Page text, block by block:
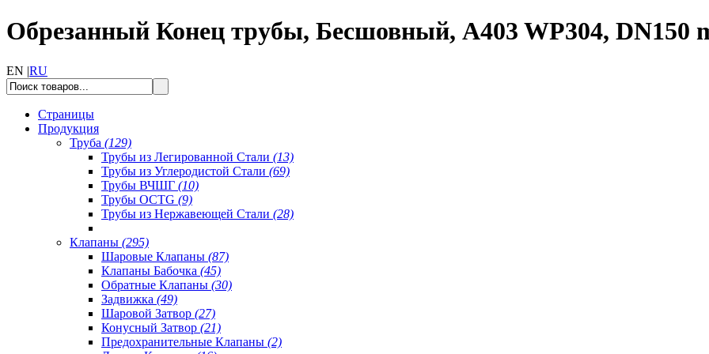
Обрезанный Конец трубы, Бесшовный, A403 WP304, DN150
EN |RU
Страницы
Продукция
Труба (129)
Трубы из Легированной Стали (13)
Трубы из Углеродистой Стали (69)
Трубы ВЧШГ (10)
Трубы OCTG (9)
Трубы из Нержавеющей Стали (28)
Клапаны (295)
Шаровые Клапаны (87)
Клапаны Бабочка (45)
Обратные Клапаны (30)
Задвижка (49)
Шаровой Затвор (27)
Конусный Затвор (21)
Предохранительные Клапаны (2)